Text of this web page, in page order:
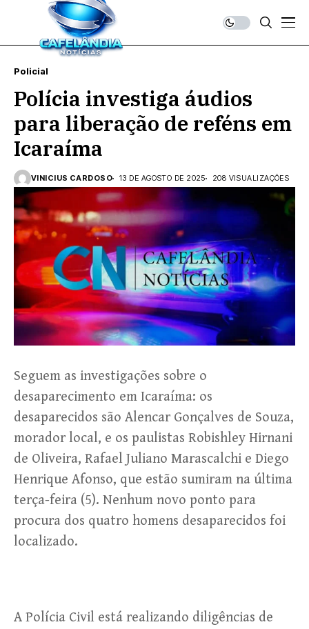
Policial
Polícia investiga áudios
para liberação de reféns em
Icaraíma
VINICIUS CARDOSO 13 DE AGOSTO DE 2025 208 VISUALIZAÇÕES
Seguem as investigações sobre o
desaparecimento em Icaraíma: os
desaparecidos são Alencar Gonçalves de Souza,
morador local, e os paulistas Robishley Hirnani
de Oliveira, Rafael Juliano Marascalchi e Diego
Henrique Afonso, que estão sumiram na última
terça-feira (5). Nenhum novo ponto para
procura dos quatro homens desaparecidos foi
localizado.
A Polícia Civil está realizando diligências de